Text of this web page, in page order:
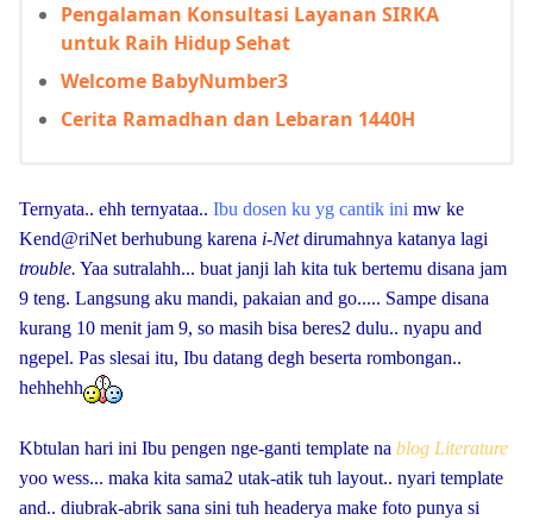
Pengalaman Konsultasi Layanan SIRKA
untuk Raih Hidup Sehat
Welcome BabyNumber3
Cerita Ramadhan dan Lebaran 1440H
Ternyata.. ehh ternyataa.. Ibu dosen ku yg cantik ini mw ke
Kend@riNet berhubung karena i-Netdirumahnya katanya lagi
trouble. Yaa sutralahh... buat janji lah kita tuk bertemu disana jam
9 teng. Langsung aku mandi, pakaian and go..... Sampe disana
kurang 10 menit jam 9, so masih bisa beres2 dulu.. nyapu and
ngepel. Pas slesai itu, Ibu datang degh beserta rombongan..
hehhehh
Kbtulan hari ini Ibu pengen nge-ganti template na blog Literature
yoo wess... maka kita sama2 utak-atik tuh layout.. nyari template
and.. diubrak-abrik sana sini tuh headerya make foto punya si